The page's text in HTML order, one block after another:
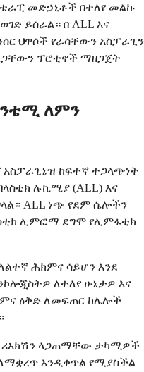
መድኃኒቶች በተለየ መልኩ
ይሰራል። በ ALL እና
ህዋሶች የራሳቸውን አስፓራጊን
ፕሮቲኖች ማዘጋጀት
ለምን
አስፓራጊኔዝ ከፍተኛ ተጋላጭነት
ሉኪሚያ (ALL) እና
ALL ነጭ የደም ሴሎችን
ሊምፎማ ደግሞ የሊምፋቲክ
ሕክምና ሳይሆን እንደ
ለተለየ ሁኔታዎ እና
ዕቅድ ለመፍጠር ከሌሎች
ሪአክሽን ላጋጠማቸው ታካሚዎች
እንዲቀጥል የሚያስችል